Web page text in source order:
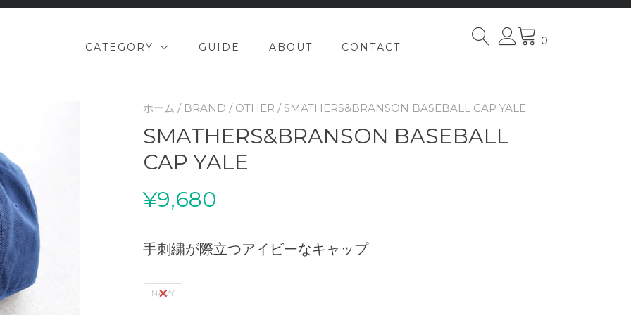
CATEGORY GUIDE ABOUT CONTACT 0
ホーム / BRAND / OTHER / SMATHERS&BRANSON BASEBALL CAP YALE
SMATHERS&BRANSON BASEBALL
CAP YALE
¥9,680
手刺繍が際立つアイビーなキャップ
NAVY